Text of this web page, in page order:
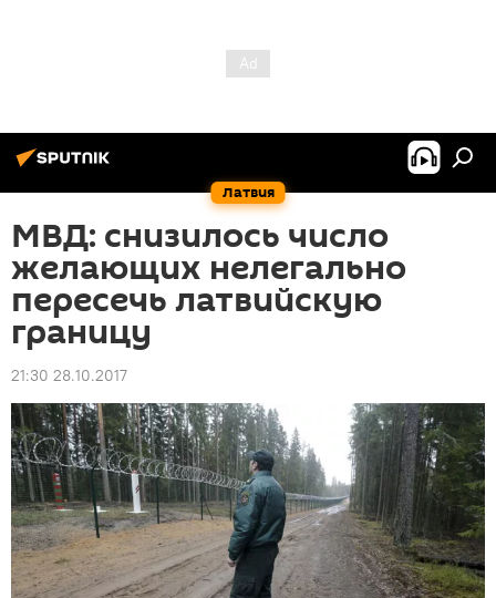
Латвия
МВД: снизилось число
желающих нелегально
пересечь латвийскую
границу
21:30 28.10.2017